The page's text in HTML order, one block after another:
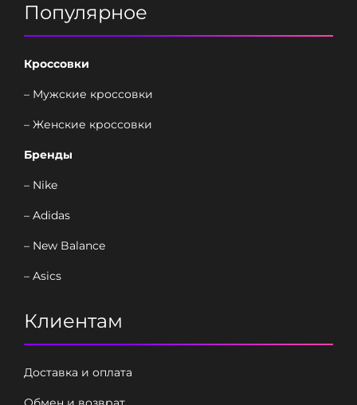
Популярное
Кроссовки
– Мужские кроссовки
– Женские кроссовки
Бренды
– Nike
– Adidas
– New Balance
– Asics
Клиентам
Доставка и оплата